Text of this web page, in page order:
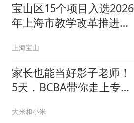
宝山区15个项目入选2026
年上海市教学改革推进项
上海宝山
家长也能当好影子老师！
5天，BCBA带你走上专业
大米和小米